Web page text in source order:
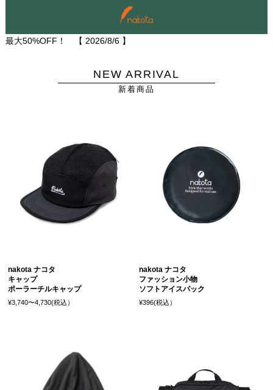
最大50%OFF！ 【 2026/8/6】
NEW ARRIVAL
新着商品
nakota ナコタ
キャップ
ポーラーチルキャップ
¥3,740〜4,730(税込）
nakota ナコタ
ファッション小物
ソフトアイスパック
¥396(税込）